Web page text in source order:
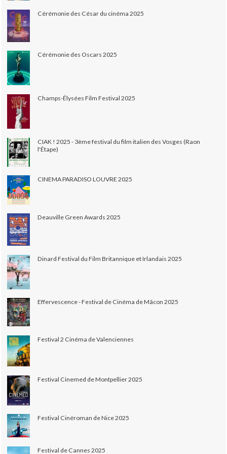
Cérémonie des César du cinéma 2025
Cérémonie des Oscars 2025
Champs-Élysées Film Festival 2025
CIAK ! 2025 - 3ème festival du film italien des Vosges (Raon
l'Étape)
CINEMA PARADISO LOUVRE 2025
Deauville Green Awards 2025
Dinard Festival du Film Britannique et Irlandais 2025
Effervescence - Festival de Cinéma de Mâcon 2025
Festival 2 Cinéma de Valenciennes
Festival Cinemed de Montpellier 2025
Festival Cinéroman de Nice 2025
Festival de Cannes 2025